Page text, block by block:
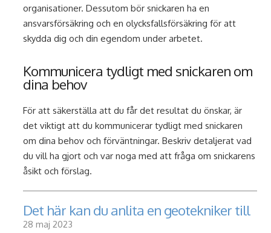
organisationer. Dessutom bör snickaren ha en
ansvarsförsäkring och en olycksfallsförsäkring för att
skydda dig och din egendom under arbetet.
Kommunicera tydligt med snickaren om
dina behov
För att säkerställa att du får det resultat du önskar, är
det viktigt att du kommunicerar tydligt med snickaren
om dina behov och förväntningar. Beskriv detaljerat vad
du vill ha gjort och var noga med att fråga om snickarens
åsikt och förslag.
Det här kan du anlita en geotekniker till
28 maj 2023